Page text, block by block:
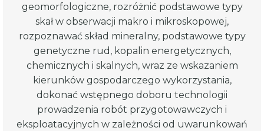
geomorfologiczne, rozróżnić podstawowe typy
skał w obserwacji makro i mikroskopowej,
rozpoznawać skład mineralny, podstawowe typy
genetyczne rud, kopalin energetycznych,
chemicznych i skalnych, wraz ze wskazaniem
kierunków gospodarczego wykorzystania,
dokonać wstępnego doboru technologii
prowadzenia robót przygotowawczych i
eksploatacyjnych w zależności od uwarunkowań